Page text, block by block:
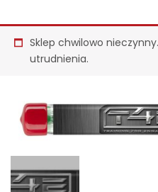
Sklep chwilowo
utrudnienia.